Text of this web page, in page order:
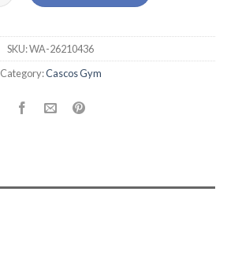
SKU:WA-26210436
Category:Cascos Gym